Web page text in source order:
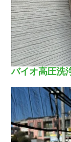
バイオ高圧洗